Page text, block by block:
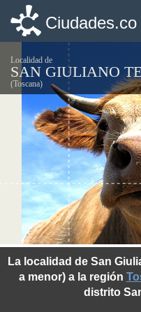
Ciudades.co
Localidad de
SAN GIULIANO
(Toscana)
La localidad de San
a menor) a la región
distrito
Ciudades.co